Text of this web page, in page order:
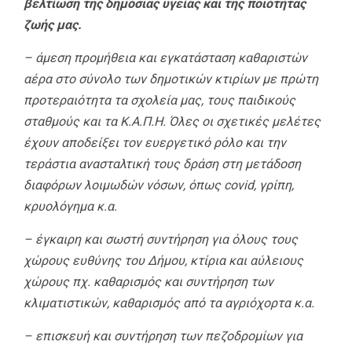
βελτίωση της δημόσιας υγείας και της ποιότητας
ζωής μας.
– άμεση προμήθεια και εγκατάσταση καθαριστών
αέρα στο σύνολο των δημοτικών κτιρίων με πρώτη
προτεραιότητα τα σχολεία μας, τους παιδικούς
σταθμούς και τα Κ.Α.Π.Η. Όλες οι σχετικές μελέτες
έχουν αποδείξει τον ευεργετικό ρόλο και την
τεράστια ανασταλτική τους δράση στη μετάδοση
διαφόρων λοιμωδών νόσων, όπως covid, γρίπη,
κρυολόγημα κ.α.
– έγκαιρη και σωστή συντήρηση για όλους τους
χώρους ευθύνης του Δήμου, κτίρια και αύλειους
χώρους πχ. καθαρισμός και συντήρηση των
κλιματιστικών, καθαρισμός από τα αγριόχορτα κ.α.
– επισκευή και συντήρηση των πεζοδρομίων για